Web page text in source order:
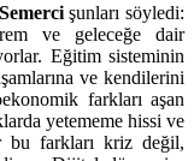
şunları söyledi:
ve geleceğe dair
Eğitim sisteminin
ve kendilerini
farkları aşan
yetememe hissi ve
bu farkları kriz değil,